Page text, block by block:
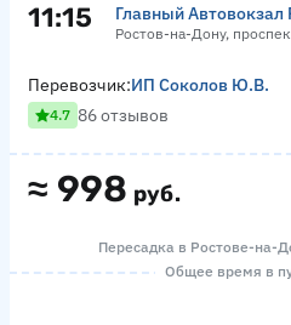
11:15 Главный Автовокзал
Ростов-на-Дону,
≈ 998 руб.
Перевозчик:ИП Соколов Ю.В.
4.7 86 отзывов
Пересадка в Ростове-на-
Общее время в